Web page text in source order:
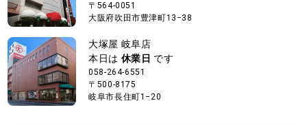
〒564-0051
大阪府吹田市豊津町13−38
大塚屋 岐阜店
本日は 休業日 です
058-264-6551
〒500-8175
岐阜市長住町1−20